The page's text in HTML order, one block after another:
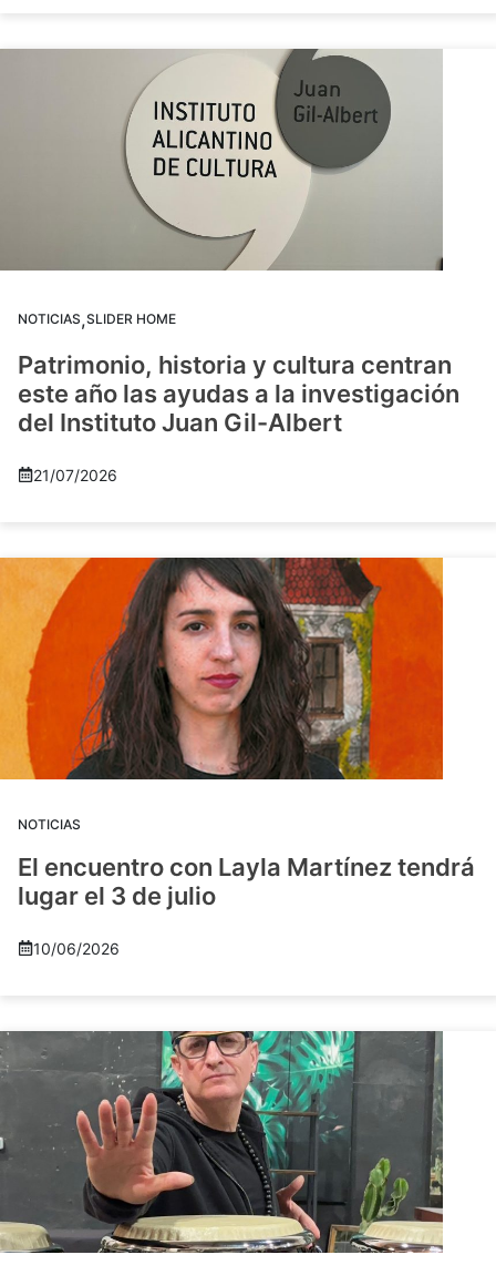
NOTICIAS,SLIDER HOME
Patrimonio, historia y cultura centran
este año las ayudas a la investigación
del Instituto Juan Gil-Albert
21/07/2026
NOTICIAS
El encuentro con Layla Martínez tendrá
lugar el 3 de julio
10/06/2026